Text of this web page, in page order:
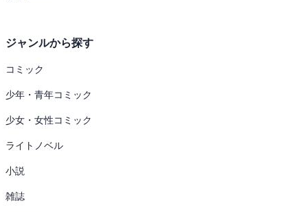
ジャンルから探す
コミック
少年・青年コミック
少女・女性コミック
ライトノベル
小説
雑誌